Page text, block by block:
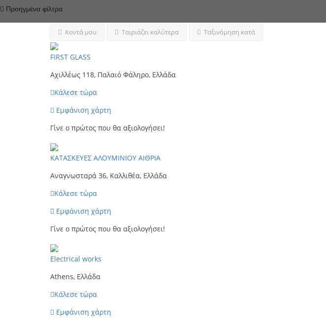
Προηγμένα φίλτρα
Κοντά μου Ταιριάζει καλύτερα Ταξινόμηση κατά
FIRST GLASS
Αχιλλέως 118, Παλαιό Φάληρο, Ελλάδα
Κάλεσε τώρα
Εμφάνιση χάρτη
Γίνε ο πρώτος που θα αξιολογήσει!
ΚΑΤΑΣΚΕΥΕΣ ΑΛΟΥΜΙΝΙΟΥ ΑΙΘΡΙΑ
Αναγνωσταρά 36, Καλλιθέα, Ελλάδα
Κάλεσε τώρα
Εμφάνιση χάρτη
Γίνε ο πρώτος που θα αξιολογήσει!
Electrical works
Athens, Ελλάδα
Κάλεσε τώρα
Εμφάνιση χάρτη